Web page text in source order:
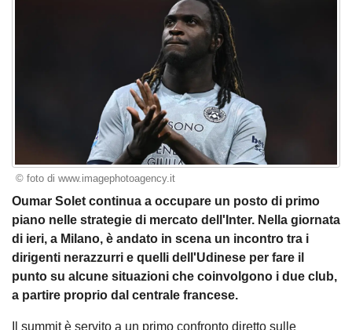
© foto di www.imagephotoagency.it
Oumar Solet continua a occupare un posto di primo
piano nelle strategie di mercato dell'Inter. Nella giornata
di ieri, a Milano, è andato in scena un incontro tra i
dirigenti nerazzurri e quelli dell'Udinese per fare il
punto su alcune situazioni che coinvolgono i due club,
a partire proprio dal centrale francese.
Il summit è servito a un primo confronto diretto sulle